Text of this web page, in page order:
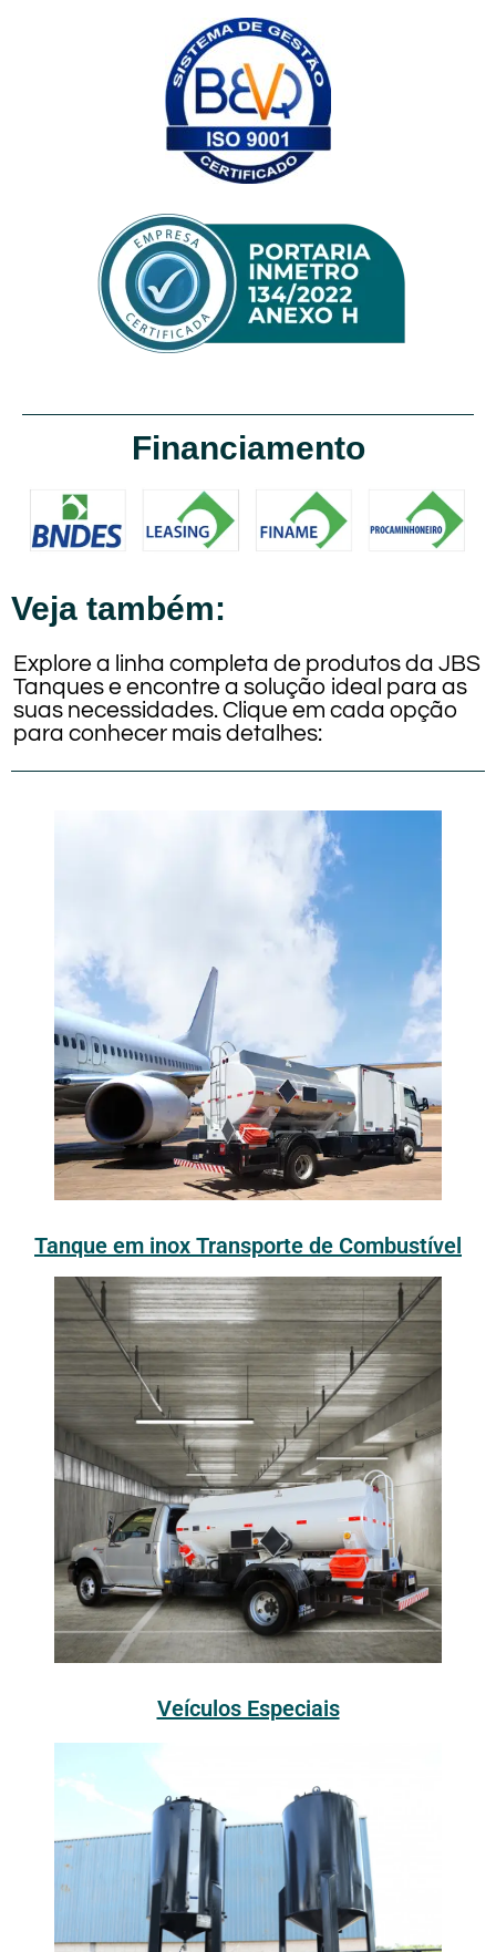
Financiamento
Veja também:
Explore a linha completa de produtos da JBS
Tanques e encontre a solução ideal para as
suas necessidades. Clique em cada opção
para conhecer mais detalhes:
Tanque em inox Transporte de Combustível
Veículos Especiais